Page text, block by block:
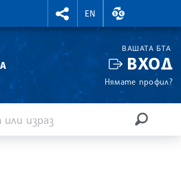
RIGHTMENU.SOCIAL
EN
ВАЛУТНИ
ВАШАТА БТА
ВХОД
Нямате профил?